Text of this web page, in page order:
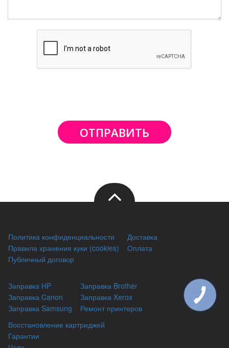
ОТПРАВИТЬ
Политика конфиденциальности
Правила хранения куки (cookies)
Публичный договор
Доставка
Оплата
Заправка HP
Заправка Canon
Заправка Samsung
Заправка Brother
Заправка Xerox
Ремонт принтеров
Восстановление картриджей
Гарантии